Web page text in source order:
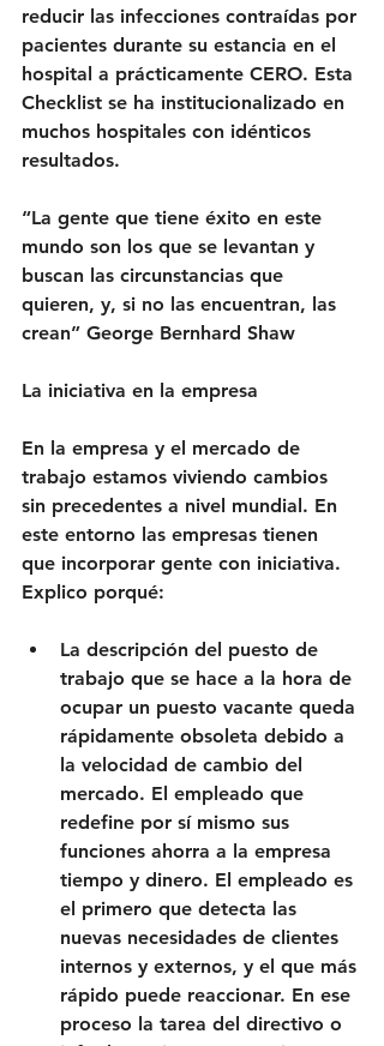
reducir las infecciones contraídas por
pacientes durante su estancia en el
hospital a prácticamente CERO. Esta
Checklist se ha institucionalizado en
muchos hospitales con idénticos
resultados.
“La gente que tiene éxito en este
mundo son los que se levantan y
buscan las circunstancias que
quieren, y, si no las encuentran, las
crean” George Bernhard Shaw
La iniciativa en la empresa
En la empresa y el mercado de
trabajo estamos viviendo cambios
sin precedentes a nivel mundial. En
este entorno las empresas tienen
que incorporar gente con iniciativa.
Explico porqué:
La descripción del puesto de
trabajo que se hace a la hora de
ocupar un puesto vacante queda
rápidamente obsoleta debido a
la velocidad de cambio del
mercado. El empleado que
redefine por sí mismo sus
funciones ahorra a la empresa
tiempo y dinero. El empleado es
el primero que detecta las
nuevas necesidades de clientes
internos y externos, y el que más
rápido puede reaccionar. En ese
proceso la tarea del directivo o